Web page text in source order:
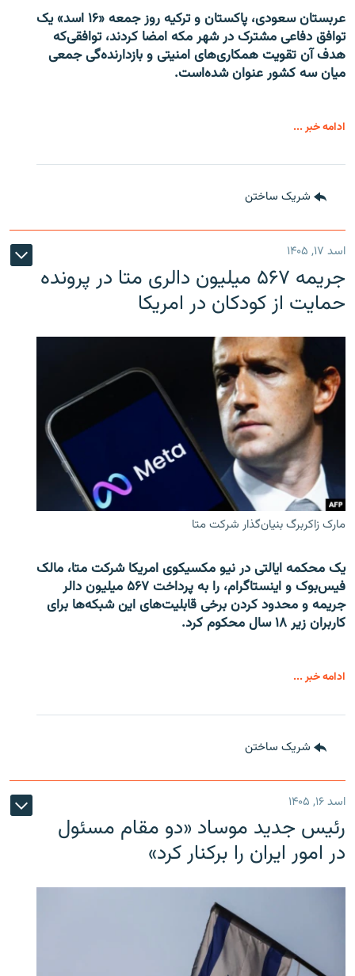
عربستان سعودی، پاکستان و ترکیه روز جمعه «۱۶ اسد» یک
توافق دفاعی مشترک در شهر مکه امضا کردند، توافقی‌که
هدف آن تقویت همکاری‌های امنیتی و بازدارنده‌گی جمعی
میان سه کشور عنوان شده‌است.
ادامه خبر ...
شریک ساختن
اسد ۱۷, ۱۴۰۵
جریمه ۵۶۷ میلیون دالری متا در پرونده
حمایت از کودکان در امریکا
مارک زاکربرگ بنیان‌گذار شرکت متا
یک محکمه ایالتی در نیو مکسیکوی امریکا شرکت متا، مالک
فیس‌بوک و اینستاگرام، را به پرداخت ۵۶۷ میلیون دالر
جریمه و محدود کردن برخی قابلیت‌های این شبکه‌ها برای
کاربران زیر ۱۸ سال محکوم کرد.
ادامه خبر ...
شریک ساختن
اسد ۱۶, ۱۴۰۵
رئیس جدید موساد «دو مقام مسئول
در امور ایران را برکنار کرد»